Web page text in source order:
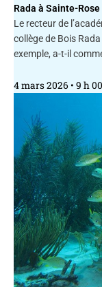
Rada à Sainte-Rose
Le recteur de
collège de Bois
exemple, a-t-il
4 mars 2026 9 h